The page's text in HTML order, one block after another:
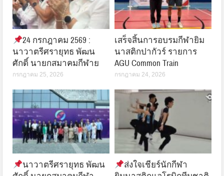
24 กรกฎาคม 2569 :
นาวาตรีศรายุทธ พัฒน
ศักดิ์ นายกสมาคมกีฬาย
กรกฎาคม 25, 2026
เสร็จสิ้นการอบรมกีฬายิม
นาสติกปากัวร์ รายการ
AGU Common Train
กรกฎาคม 24, 2026
นาวาตรีศรายุทธ พัฒน
ส่งใจเชียร์นักกีฬา